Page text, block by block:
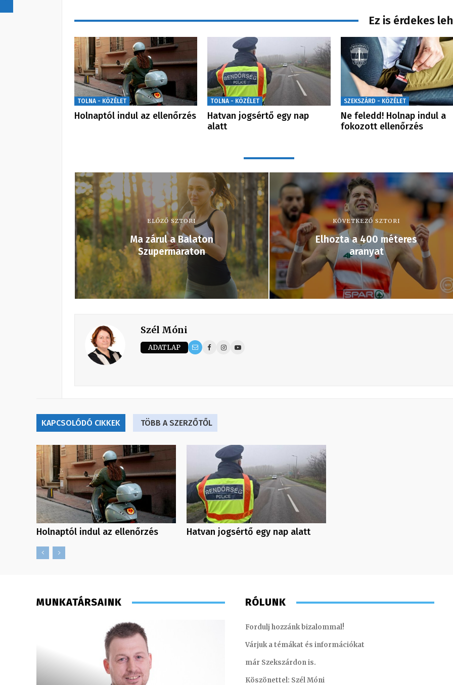
Ez is érdekes
TOLNA - KÖZÉLET
Holnaptól indul az ellenőrzés
TOLNA - KÖZÉLET
Hatvan jogsértő egy nap
alatt
SZEKSZÁRD - KÖZÉLET
Ne feledd! Holnap indul a
fokozott ellenőrzés
ELŐZŐ SZTORI
Ma zárul a Balaton
Szupermaraton
KÖVETKEZŐ SZTORI
Elhozta a 400 méteres
aranyat
Szél Móni
ADATLAP
KAPCSOLÓDÓ CIKKEK TÖBB A SZERZŐTŐL
Holnaptól indul az ellenőrzés Hatvan jogsértő egy nap alatt
MUNKATÁRSAINK RÓLUNK
Fordulj hozzánk bizalommal!
Várjuk a témákat és információkat
már Szekszárdon is.
Köszönettel: Szél Móni